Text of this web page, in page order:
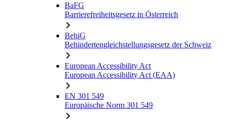
BaFG
Barrierefreiheitsgesetz in Österreich
BehiG
Behindertengleichstellungsgesetz der Schweiz
European Accessibility Act
European Accessibility Act (EAA)
EN 301 549
Europäische Norm 301 549